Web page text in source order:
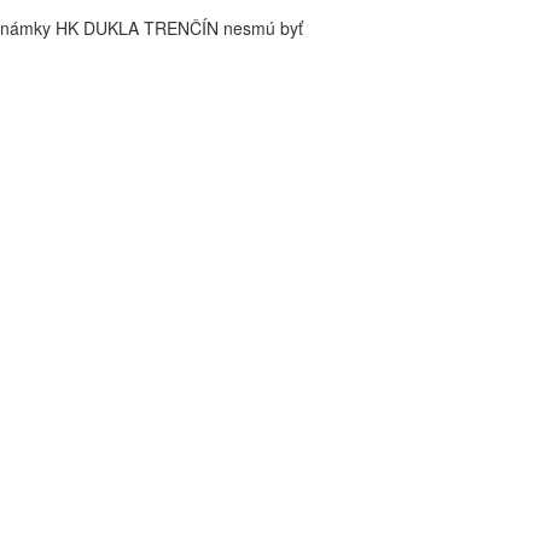
HK DUKLA TRENČÍN nesmú byť